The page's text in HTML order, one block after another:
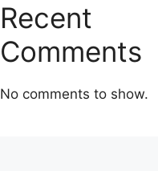
Recent
Comments
No comments to show.